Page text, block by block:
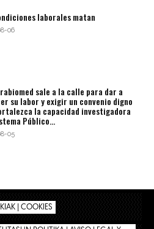
laborales matan
06
sale a la calle para dar a
su labor y exigir un convenio digno
la capacidad investigadora
Público...
05
| COOKIES